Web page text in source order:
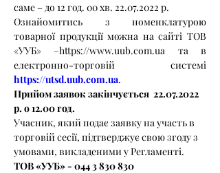
саме – до 12 год. 00 хв. 22.07.2022 р.
Ознайомитись з номенклатурою
товарної продукції можна на сайті ТОВ
«УУБ» –https://www.uub.com.ua та в
https://utsd.uub.com.ua.
Прийом заявок закінчується  22.07.2022
р. о 12.00 год.
Учасник, який подає заявку на участь в
торговій сесії, підтверджує свою згоду з
умовами, викладеними у Регламенті.
ТОВ «УУБ» - 044 3 830 830